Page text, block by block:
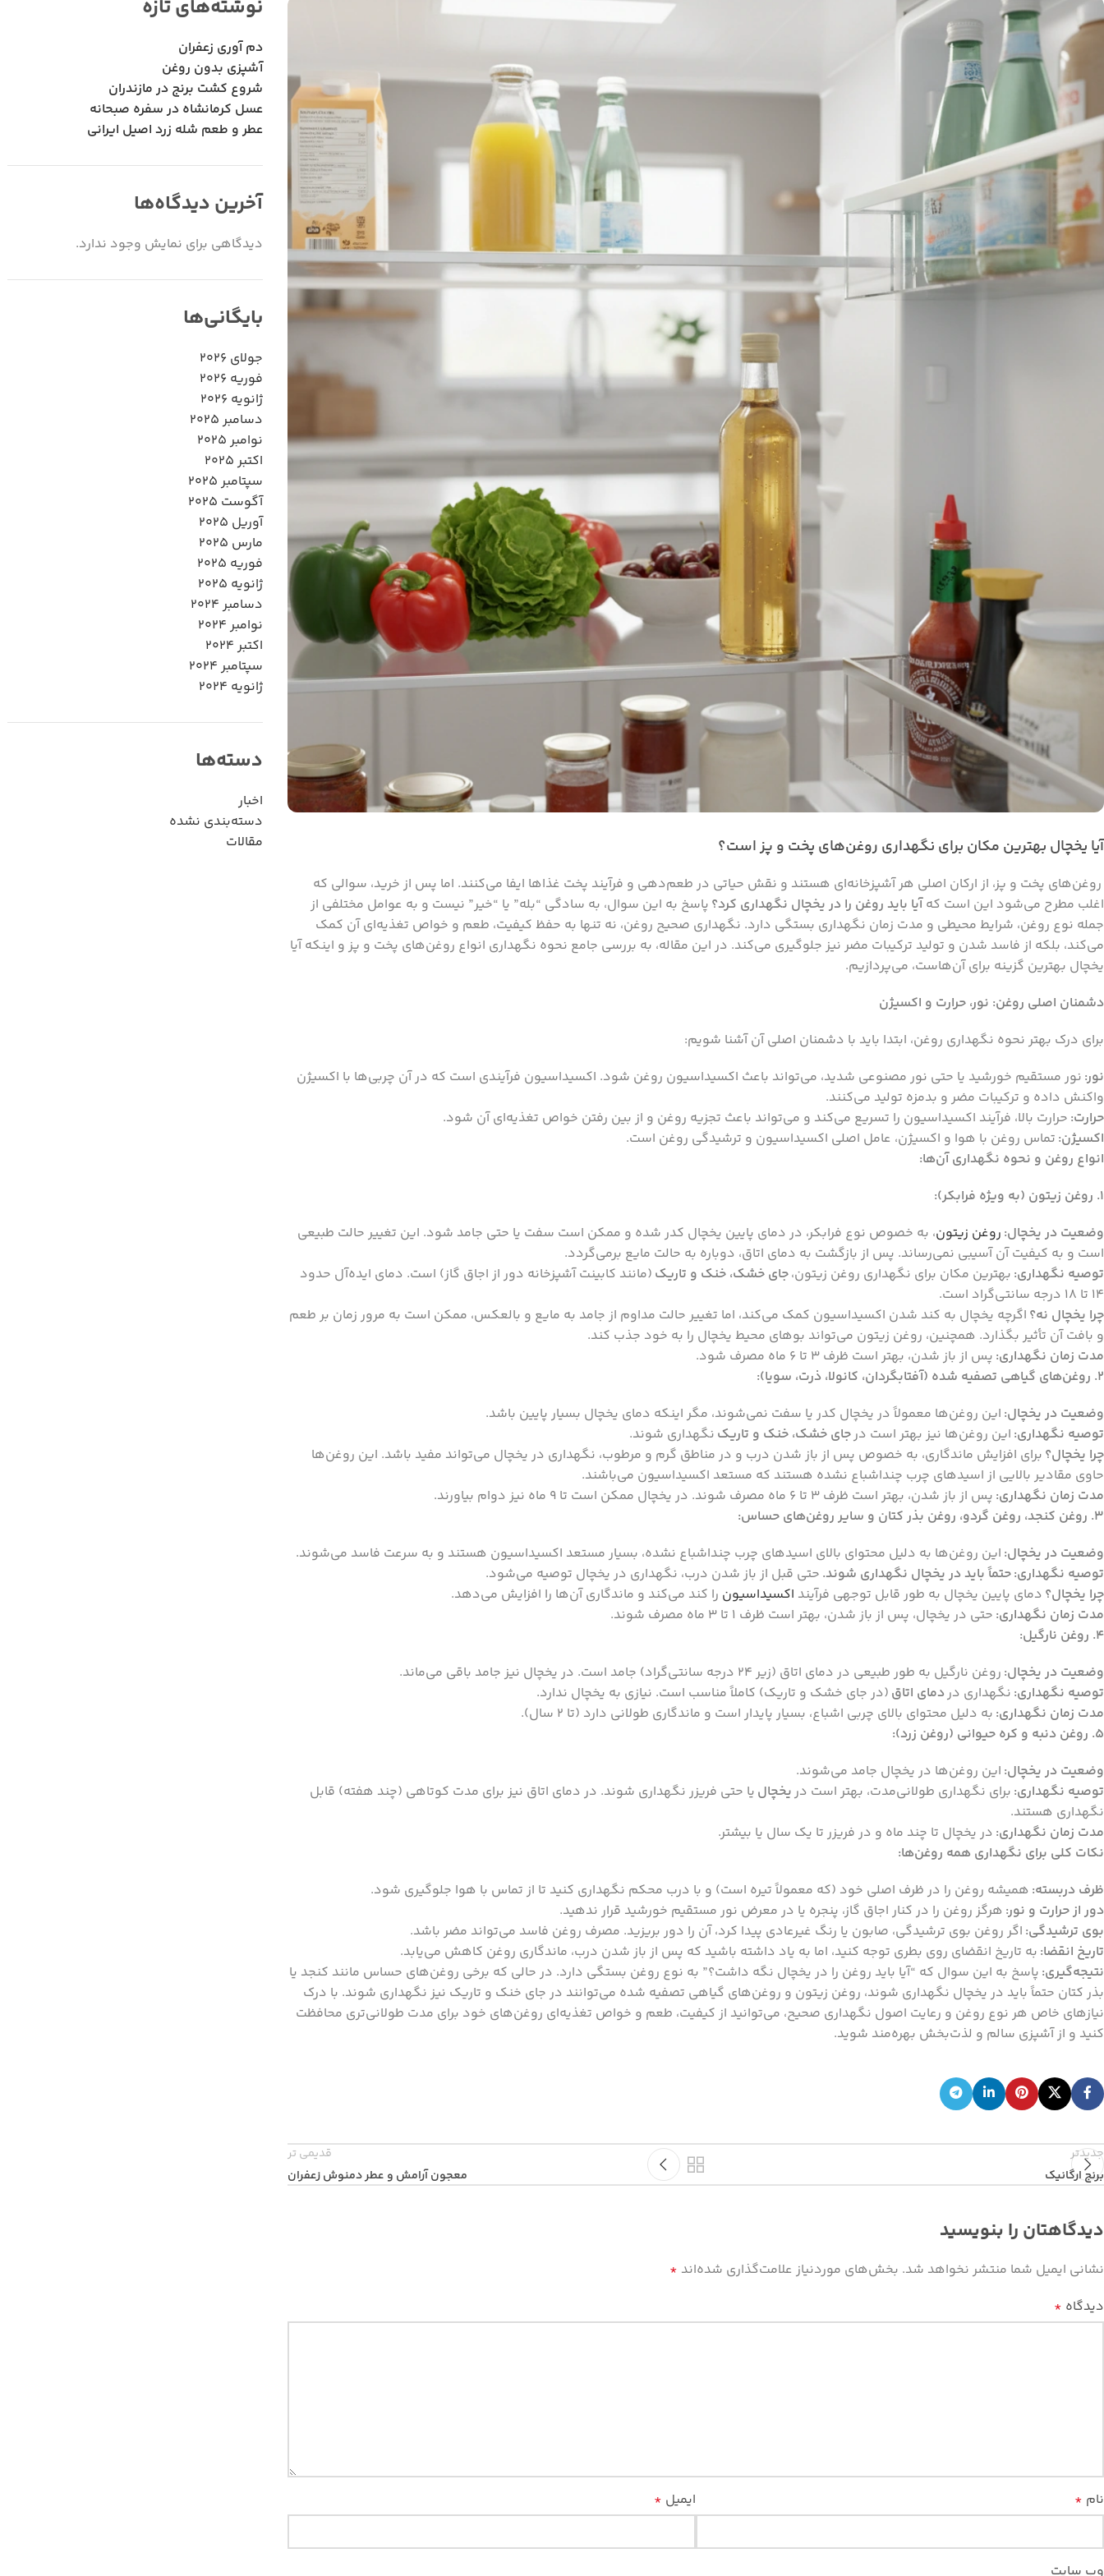
آیا یخچال بهترین مکان برای نگهداری روغن‌های پخت و پز است؟
روغن‌های پخت و پز، از ارکان اصلی هر آشپزخانه‌ای هستند و نقش حیاتی در طعم‌دهی و فرآیند پخت غذاها ایفا می‌کنند. اما پس از خرید، سوالی که
اغلب مطرح می‌شود این است کهآیا باید روغن را در یخچال نگهداری کرد؟ پاسخ به این سوال، به سادگی “بله” یا “خیر” نیست و به عوامل مختلفی از
جمله نوع روغن، شرایط محیطی و مدت زمان نگهداری بستگی دارد. نگهداری صحیح روغن، نه تنها به حفظ کیفیت، طعم و خواص تغذیه‌ای آن کمک
می‌کند، بلکه از فاسد شدن و تولید ترکیبات مضر نیز جلوگیری می‌کند. در این مقاله، به بررسی جامع نحوه نگهداری انواع روغن‌های پخت و پز و اینکه آیا
یخچال بهترین گزینه برای آن‌هاست، می‌پردازیم.
دشمنان اصلی روغن: نور، حرارت و اکسیژن
برای درک بهتر نحوه نگهداری روغن، ابتدا باید با دشمنان اصلی آن آشنا شویم:
نور: نور مستقیم خورشید یا حتی نور مصنوعی شدید، می‌تواند باعث اکسیداسیون روغن شود. اکسیداسیون فرآیندی است که در آن چربی‌ها با اکسیژن
واکنش داده و ترکیبات مضر و بدمزه تولید می‌کنند.
حرارت: حرارت بالا، فرآیند اکسیداسیون را تسریع می‌کند و می‌تواند باعث تجزیه روغن و از بین رفتن خواص تغذیه‌ای آن شود.
اکسیژن: تماس روغن با هوا و اکسیژن، عامل اصلی اکسیداسیون و ترشیدگی روغن است.
انواع روغن و نحوه نگهداری آن‌ها:
1. روغن زیتون (به ویژه فرابکر):
وضعیت در یخچال: روغن زیتون، به خصوص نوع فرابکر، در دمای پایین یخچال کدر شده و ممکن است سفت یا حتی جامد شود. این تغییر حالت طبیعی
است و به کیفیت آن آسیبی نمی‌رساند. پس از بازگشت به دمای اتاق، دوباره به حالت مایع برمی‌گردد.
توصیه نگهداری: بهترین مکان برای نگهداری روغن زیتون،جای خشک، خنک و تاریک (مانند کابینت آشپزخانه دور از اجاق گاز) است. دمای ایده‌آل حدود
14 تا 18 درجه سانتی‌گراد است.
چرا یخچال نه؟ اگرچه یخچال به کند شدن اکسیداسیون کمک می‌کند، اما تغییر حالت مداوم از جامد به مایع و بالعکس، ممکن است به مرور زمان بر طعم
و بافت آن تأثیر بگذارد. همچنین، روغن زیتون می‌تواند بوهای محیط یخچال را به خود جذب کند.
مدت زمان نگهداری: پس از باز شدن، بهتر است ظرف 3 تا 6 ماه مصرف شود.
2. روغن‌های گیاهی تصفیه شده (آفتابگردان، کانولا، ذرت، سویا):
وضعیت در یخچال: این روغن‌ها معمولاً در یخچال کدر یا سفت نمی‌شوند، مگر اینکه دمای یخچال بسیار پایین باشد.
توصیه نگهداری: این روغن‌ها نیز بهتر است درجای خشک، خنک و تاریک نگهداری شوند.
چرا یخچال؟ برای افزایش ماندگاری، به خصوص پس از باز شدن درب و در مناطق گرم و مرطوب، نگهداری در یخچال می‌تواند مفید باشد. این روغن‌ها
حاوی مقادیر بالایی از اسیدهای چرب چنداشباع نشده هستند که مستعد اکسیداسیون می‌باشند.
مدت زمان نگهداری: پس از باز شدن، بهتر است ظرف 3 تا 6 ماه مصرف شوند. در یخچال ممکن است تا 9 ماه نیز دوام بیاورند.
3. روغن کنجد، روغن گردو، روغن بذر کتان و سایر روغن‌های حساس:
وضعیت در یخچال: این روغن‌ها به دلیل محتوای بالای اسیدهای چرب چنداشباع نشده، بسیار مستعد اکسیداسیون هستند و به سرعت فاسد می‌شوند.
توصیه نگهداری:حتماً باید در یخچال نگهداری شوند. حتی قبل از باز شدن درب، نگهداری در یخچال توصیه می‌شود.
چرا یخچال؟ دمای پایین یخچال به طور قابل توجهی فرآیند اکسیداسیون را کند می‌کند و ماندگاری آن‌ها را افزایش می‌دهد.
مدت زمان نگهداری: حتی در یخچال، پس از باز شدن، بهتر است ظرف 1 تا 3 ماه مصرف شوند.
4. روغن نارگیل:
وضعیت در یخچال: روغن نارگیل به طور طبیعی در دمای اتاق (زیر 24 درجه سانتی‌گراد) جامد است. در یخچال نیز جامد باقی می‌ماند.
توصیه نگهداری: نگهداری در دمای اتاق (در جای خشک و تاریک) کاملاً مناسب است. نیازی به یخچال ندارد.
مدت زمان نگهداری: به دلیل محتوای بالای چربی اشباع، بسیار پایدار است و ماندگاری طولانی دارد (تا 2 سال).
5. روغن دنبه و کره حیوانی (روغن زرد):
وضعیت در یخچال: این روغن‌ها در یخچال جامد می‌شوند.
توصیه نگهداری: برای نگهداری طولانی‌مدت، بهتر است در یخچال یا حتی فریزر نگهداری شوند. در دمای اتاق نیز برای مدت کوتاهی (چند هفته) قابل
نگهداری هستند.
مدت زمان نگهداری: در یخچال تا چند ماه و در فریزر تا یک سال یا بیشتر.
نکات کلی برای نگهداری همه روغن‌ها:
ظرف دربسته: همیشه روغن را در ظرف اصلی خود (که معمولاً تیره است) و با درب محکم نگهداری کنید تا از تماس با هوا جلوگیری شود.
دور از حرارت و نور: هرگز روغن را در کنار اجاق گاز، پنجره یا در معرض نور مستقیم خورشید قرار ندهید.
بوی ترشیدگی: اگر روغن بوی ترشیدگی، صابون یا رنگ غیرعادی پیدا کرد، آن را دور بریزید. مصرف روغن فاسد می‌تواند مضر باشد.
تاریخ انقضا: به تاریخ انقضای روی بطری توجه کنید، اما به یاد داشته باشید که پس از باز شدن درب، ماندگاری روغن کاهش می‌یابد.
نتیجه‌گیری: پاسخ به این سوال که “آیا باید روغن را در یخچال نگه داشت؟” به نوع روغن بستگی دارد. در حالی که برخی روغن‌های حساس مانند کنجد یا
بذر کتان حتماً باید در یخچال نگهداری شوند، روغن زیتون و روغن‌های گیاهی تصفیه شده می‌توانند در جای خنک و تاریک نیز نگهداری شوند. با درک
نیازهای خاص هر نوع روغن و رعایت اصول نگهداری صحیح، می‌توانید از کیفیت، طعم و خواص تغذیه‌ای روغن‌های خود برای مدت طولانی‌تری محافظت
کنید و از آشپزی سالم و لذت‌بخش بهره‌مند شوید.
جدیدتر
برنج ارگانیک
قدیمی تر
معجون آرامش و عطر دمنوش زعفران
دیدگاهتان را بنویسید
نشانی ایمیل شما منتشر نخواهد شد. بخش‌های موردنیاز علامت‌گذاری شده‌اند *
دیدگاه *
نام * ایمیل *
وب‌ سایت
نوشته‌های تازه
دم آوری زعفران
آشپزی بدون روغن
شروع کشت برنج در مازندران
عسل کرمانشاه در سفره صبحانه
عطر و طعم شله زرد اصیل ایرانی
آخرین دیدگاه‌ها
دیدگاهی برای نمایش وجود ندارد.
بایگانی‌ها
جولای 2026
فوریه 2026
ژانویه 2026
دسامبر 2025
نوامبر 2025
اکتبر 2025
سپتامبر 2025
آگوست 2025
آوریل 2025
مارس 2025
فوریه 2025
ژانویه 2025
دسامبر 2024
نوامبر 2024
اکتبر 2024
سپتامبر 2024
ژانویه 2024
دسته‌ها
اخبار
دسته‌بندی نشده
مقالات